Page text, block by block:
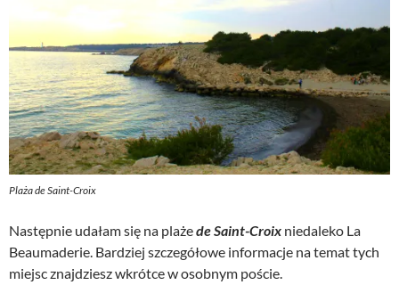
Plaża de Saint-Croix
Następnie udałam się na plażede Saint-Croix niedaleko La
Beaumaderie. Bardziej szczegółowe informacje na temat tych
miejsc znajdziesz wkrótce w osobnym poście.